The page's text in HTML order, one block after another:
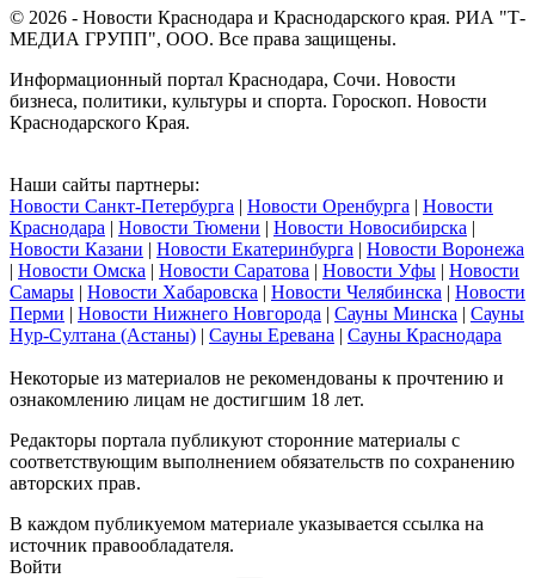
© 2026 - Новости Краснодара и Краснодарского края. РИА "Т-
МЕДИА ГРУПП", ООО. Все права защищены.
Информационный портал Краснодара, Сочи. Новости
бизнеса, политики, культуры и спорта. Гороскоп. Новости
Краснодарского Края.
Наши сайты партнеры:
Новости Санкт-Петербурга | Новости Оренбурга | Новости
Краснодара | Новости Тюмени | Новости Новосибирска |
Новости Казани | Новости Екатеринбурга | Новости Воронежа
| Новости Омска | Новости Саратова | Новости Уфы | Новости
Самары | Новости Хабаровска | Новости Челябинска | Новости
Перми | Новости Нижнего Новгорода | Сауны Минска | Сауны
Нур-Султана (Астаны) | Сауны Еревана | Сауны Краснодара
Некоторые из материалов не рекомендованы к прочтению и
ознакомлению лицам не достигшим 18 лет.
Редакторы портала публикуют сторонние материалы с
соответствующим выполнением обязательств по сохранению
авторских прав.
В каждом публикуемом материале указывается ссылка на
источник правообладателя.
Войти